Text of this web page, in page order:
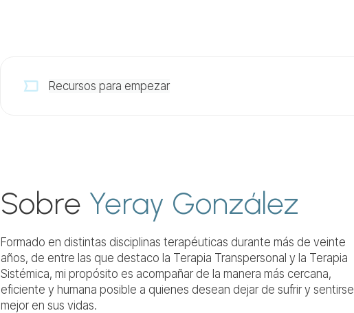
Recursos para empezar
Sobre Yeray González
Formado en distintas disciplinas terapéuticas durante más de veinte
años, de entre las que destaco la Terapia Transpersonal y la Terapia
Sistémica, mi propósito es acompañar de la manera más cercana,
eficiente y humana posible a quienes desean dejar de sufrir y sentirse
mejor en sus vidas.